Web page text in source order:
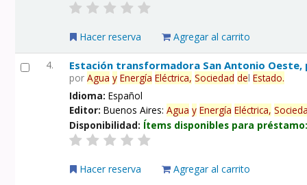
Hacer reserva Agregar al carrito
4. Estación transformadora San Antonio Oeste,
porAgua y Energía Eléctrica, Sociedad delEstado.
Idioma:Español
Editor:Buenos Aires:Agua y Energía Eléctrica,
Disponibilidad: Ítems disponibles para
Hacer reserva Agregar al carrito